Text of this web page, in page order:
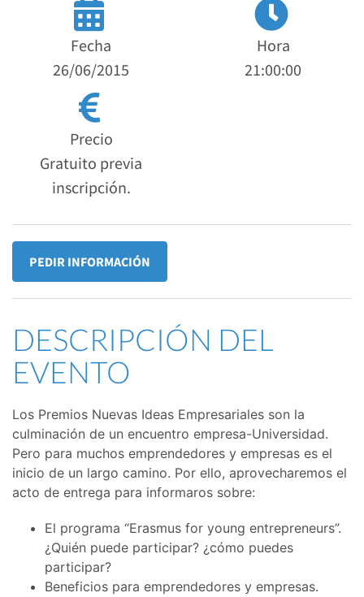
Fecha
26/06/2015
Hora
21:00:00
Precio
Gratuito previa
inscripción.
PEDIR INFORMACIÓN
DESCRIPCIÓN DEL
EVENTO
Los Premios Nuevas Ideas Empresariales son la
culminación de un encuentro empresa-Universidad.
Pero para muchos emprendedores y empresas es el
inicio de un largo camino. Por ello, aprovecharemos el
acto de entrega para informaros sobre:
El programa “Erasmus for young entrepreneurs”.
¿Quién puede participar? ¿cómo puedes
participar?
Beneficios para emprendedores y empresas.